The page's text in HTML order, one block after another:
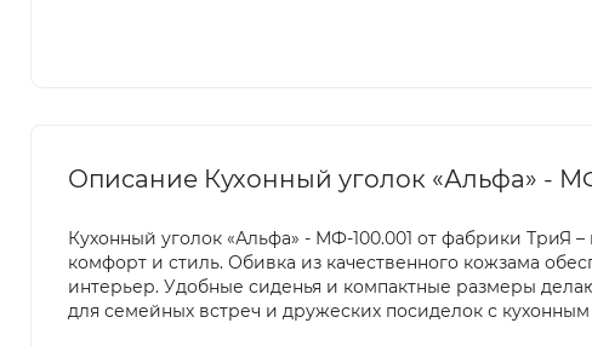
Описание Кухонный уголок «Альфа» -
Кухонный уголок «Альфа» - МФ-100.001 от фабрики ТриЯ
комфорт и стиль. Обивка из качественного кожзама
интерьер. Удобные сиденья и компактные размеры
для семейных встреч и дружеских посиделок с кухонным